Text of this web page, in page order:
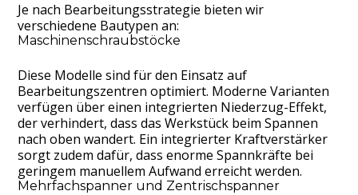
Je nach Bearbeitungsstrategie bieten wir
verschiedene Bautypen an:
Maschinenschraubstöcke
Diese Modelle sind für den Einsatz auf
Bearbeitungszentren optimiert. Moderne Varianten
verfügen über einen integrierten Niederzug-Effekt,
der verhindert, dass das Werkstück beim Spannen
nach oben wandert. Ein integrierter Kraftverstärker
sorgt zudem dafür, dass enorme Spannkräfte bei
geringem manuellem Aufwand erreicht werden.
Mehrfachspanner und Zentrischspanner